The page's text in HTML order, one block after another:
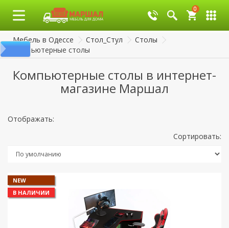
0
0
Мебель в Одессе Стол_Стул
Столы
Компьютерные столы
Компьютерные столы в интернет-
магазине Маршал
Отображать:
Сортировать:
NEW
В НАЛИЧИИ